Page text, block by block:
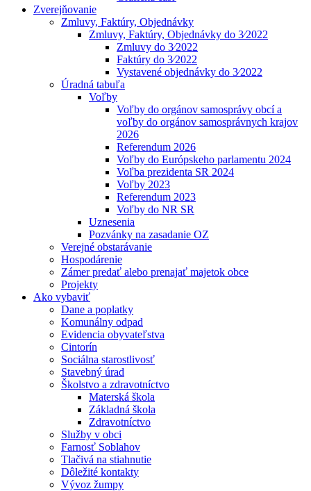
Zverejňovanie
Zmluvy, Faktúry, Objednávky
Zmluvy, Faktúry, Objednávky do 3⁄2022
Zmluvy do 3⁄2022
Faktúry do 3⁄2022
Vystavené objednávky do 3⁄2022
Úradná tabuľa
Voľby
Voľby do orgánov samosprávy obcí a
voľby do orgánov samosprávnych krajov
2026
Referendum 2026
Voľby do Európskeho parlamentu 2024
Voľba prezidenta SR 2024
Voľby 2023
Referendum 2023
Voľby do NR SR
Uznesenia
Pozvánky na zasadanie OZ
Verejné obstarávanie
Hospodárenie
Zámer predať alebo prenajať majetok obce
Projekty
Ako vybaviť
Dane a poplatky
Komunálny odpad
Evidencia obyvateľstva
Cintorín
Sociálna starostlivosť
Stavebný úrad
Školstvo a zdravotníctvo
Materská škola
Základná škola
Zdravotníctvo
Služby v obci
Farnosť Soblahov
Tlačivá na stiahnutie
Dôležité kontakty
Vývoz žumpy